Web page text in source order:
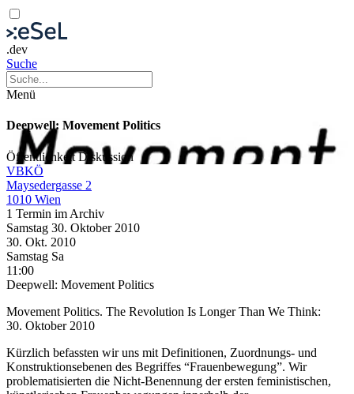
.dev
Suche
Menü
Deepwell: Movement Politics
ÖffentlichkeitDiskussion
VBKÖ
Maysedergasse 2
1010 Wien
1 Termin im Archiv
Samstag 30. Oktober 2010
30. Okt. 2010
Samstag Sa
11:00
Deepwell: Movement Politics
Movement Politics. The Revolution Is Longer Than We Think:
30. Oktober 2010
Kürzlich befassten wir uns mit Definitionen, Zuordnungs- und
Konstruktionsebenen des Begriffes “Frauenbewegung”. Wir
problematisierten die Nicht-Benennung der ersten feministischen,